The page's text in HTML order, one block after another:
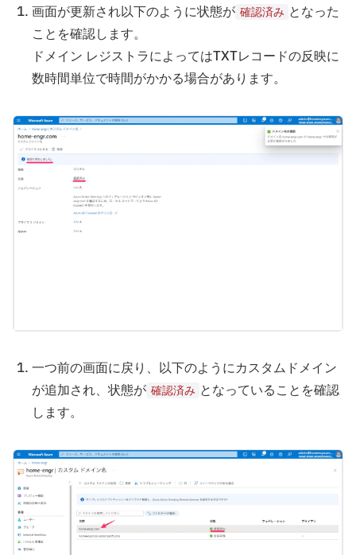
画面が更新され以下のように状態が 確認済み となった
ことを確認します。
ドメイン レジストラによってはTXTレコードの反映に
数時間単位で時間がかかる場合があります。
一つ前の画面に戻り、以下のようにカスタムドメイン
が追加され、状態が 確認済み となっていることを確認
します。